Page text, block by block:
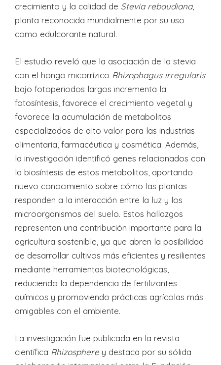
crecimiento y la calidad de Stevia rebaudiana,
planta reconocida mundialmente por su uso
como edulcorante natural.
El estudio reveló que la asociación de la stevia
con el hongo micorrízico Rhizophagus irregularis
bajo fotoperiodos largos incrementa la
fotosíntesis, favorece el crecimiento vegetal y
favorece la acumulación de metabolitos
especializados de alto valor para las industrias
alimentaria, farmacéutica y cosmética. Además,
la investigación identificó genes relacionados con
la biosíntesis de estos metabolitos, aportando
nuevo conocimiento sobre cómo las plantas
responden a la interacción entre la luz y los
microorganismos del suelo. Estos hallazgos
representan una contribución importante para la
agricultura sostenible, ya que abren la posibilidad
de desarrollar cultivos más eficientes y resilientes
mediante herramientas biotecnológicas,
reduciendo la dependencia de fertilizantes
químicos y promoviendo prácticas agrícolas más
amigables con el ambiente.
La investigación fue publicada en la revista
científica Rhizosphere y destaca por su sólida